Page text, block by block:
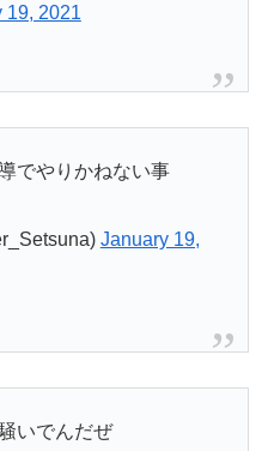
19, 2021
でやりかねない事
January 19,
いでんだぜ